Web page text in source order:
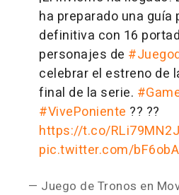
ha preparado una guía
definitiva con 16
personajes de
celebrar el estreno de
final de la serie.
#VivePoniente ?? ??
https://t.co/
pic.twitter.com/
— Juego de Tronos en